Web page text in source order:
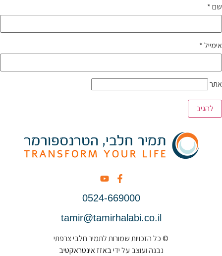
שם*
אימייל*
אתר
0524-669000
tamir@tamirhalabi.co.il
© כל הזכויות שמורות לתמיר חלבי צרפתי
נבנה ועוצב על ידיבאזז אינטראקטיב